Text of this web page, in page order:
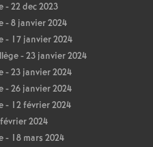
22 dec 2023
- 8 janvier 2024
- 17 janvier 2024
- 23 janvier 2024
- 23 janvier 2024
- 26 janvier 2024
- 12 février 2024
2024
18 mars 2024